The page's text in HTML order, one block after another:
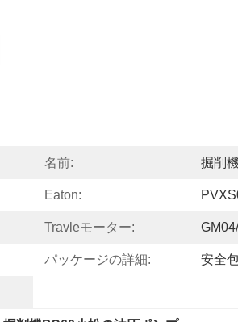
名前: 掘削
Eaton:
Travleモーター:
パッケージの詳細: 安全